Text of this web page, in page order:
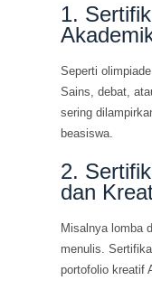
1.
Seperti
Sains, debat,
sering
beasiswa.
2.
dan
Misalnya lomba
menulis.
portofolio kreatif